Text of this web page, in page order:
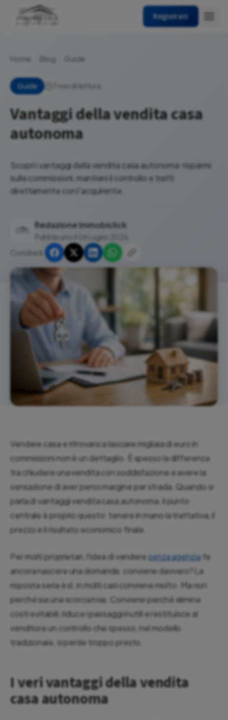
Registrati
Home Blog Guide
Guide 7 min di lettura
Vantaggi della vendita casa
autonoma
Scopri i vantaggi della vendita casa autonoma: risparmi
sulle commissioni, mantieni il controllo e tratti
direttamente con l'acquirente.
Redazione Immobiclick
Pubblicato il 06 Luglio 2026
Condividi:
Vendere casa e ritrovarsi a lasciare migliaia di euro in
commissioni non è un dettaglio. È spesso la differenza
tra chiudere una vendita con soddisfazione e avere la
sensazione di aver perso margine per strada. Quando si
parla di vantaggi vendita casa autonoma, il punto
centrale è proprio questo: tenere in mano la trattativa, il
prezzo e il risultato economico finale.
Per molti proprietari, l'idea di venderesenza agenziafa
ancora nascere una domanda: conviene davvero? La
risposta seria è sì, in molti casi conviene molto. Ma non
perché sia una scorciatoia. Conviene perché elimina
costi evitabili, riduce i passaggi inutili e restituisce al
venditore un controllo che spesso, nel modello
tradizionale, si perde troppo presto.
I veri vantaggi della vendita
casa autonoma